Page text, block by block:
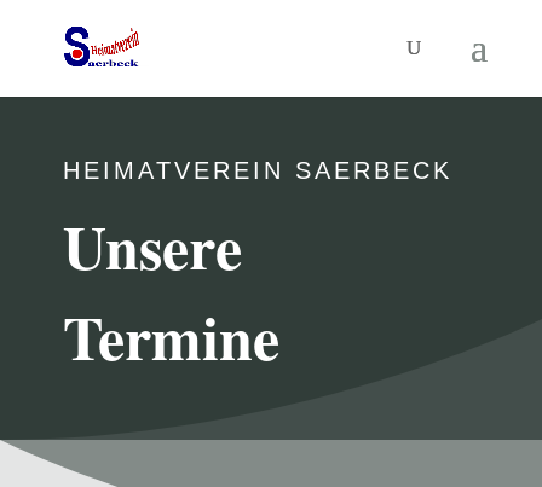
HEIMATVEREIN SAERBECK
Unsere
Termine